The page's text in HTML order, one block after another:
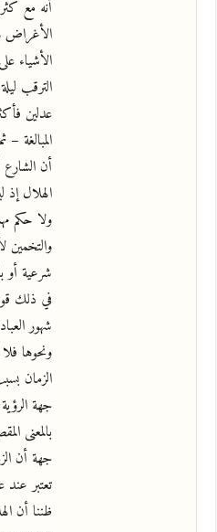
أنه مع
الأغراض
الأشياء
عدلين
المبالغة
أن
الهلال
ولا حكم
والتخمين
شرعية أو
في ذلك
شهور
ونحوها
الزمان
جهة
بالمعنى
جهة أن
تعتبر
ظننا أن